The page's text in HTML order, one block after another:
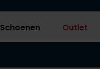
Schoenen Outlet